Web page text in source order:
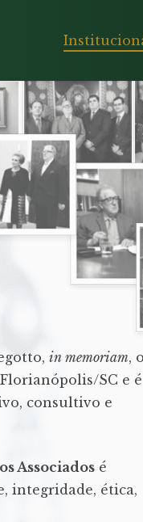
in memoriam, o
SC e é
consultivo e
Associados é
integridade, ética,